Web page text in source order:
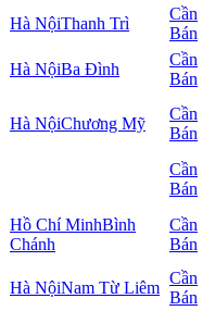
Hà NộiThanh Trì
Cần
Bán
Hà NộiBa Đình
Cần
Bán
Hà NộiChương Mỹ
Cần
Bán
Cần
Bán
Hồ Chí MinhBình
Chánh
Cần
Bán
Hà NộiNam Từ Liêm
Cần
Bán